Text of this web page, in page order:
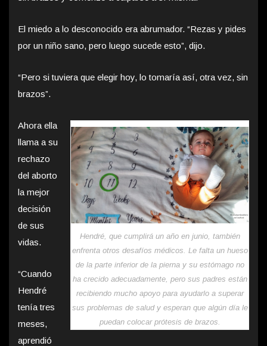
El miedo a lo desconocido era abrumador. “Rezas y pides
por un niño sano, pero luego sucede esto”, dijo.
“Pero si tuviera que elegir hoy, lo tomaría así, otra vez, sin
brazos”.
Hendré, que cumplirá un año en junio, también
enfrenta otros desafíos médicos. Le falta un hueso
de la parte inferior de la pierna y su estómago no
ha crecido adecuadamente, pero sus padres están
recibiendo mucho apoyo para ayudarlo a superar
sus problemas de salud y esperan que algún día le
puedan colocar prótesis de brazos.
Ahora ella
llama a su
rechazo
del aborto
la mejor
decisión
de sus
vidas.
“Cuando
Hendré
tenía tres
meses,
aprendió